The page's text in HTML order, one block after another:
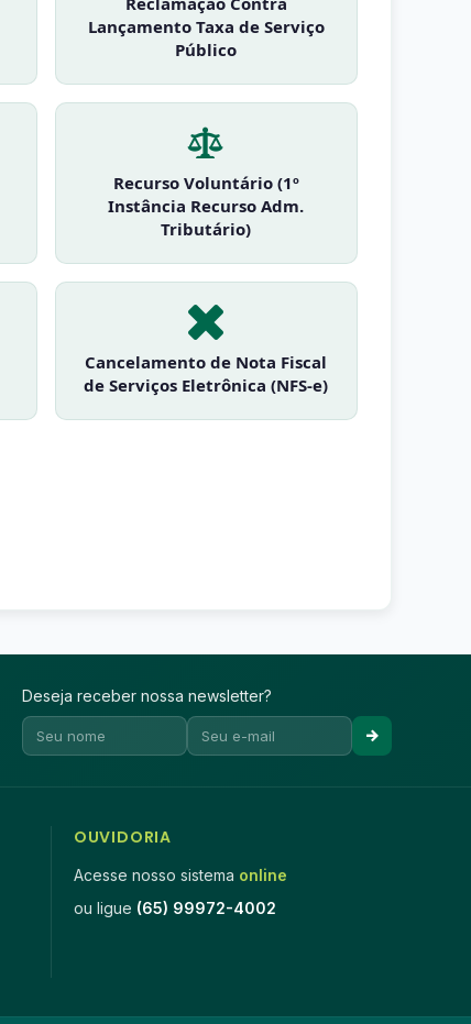
Lançamento Taxa de Serviço
Público
Recurso Voluntário (1º
Instância Recurso Adm.
Tributário)
Cancelamento de Nota Fiscal
de Serviços Eletrônica (NFS-e)
Deseja receber nossa newsletter?
OUVIDORIA
Acesse nosso sistema online
ou ligue (65) 99972-4002